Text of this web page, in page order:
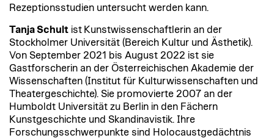
Rezeptionsstudien untersucht werden kann.
Tanja Schult ist Kunstwissenschaftlerin an der
Stockholmer Universität (Bereich Kultur und Ästhetik).
Von September 2021 bis August 2022 ist sie
Gastforscherin an der Österreichischen Akademie der
Wissenschaften (Institut für Kulturwissenschaften und
Theatergeschichte). Sie promovierte 2007 an der
Humboldt Universität zu Berlin in den Fächern
Kunstgeschichte und Skandinavistik. Ihre
Forschungsschwerpunkte sind Holocaustgedächtnis